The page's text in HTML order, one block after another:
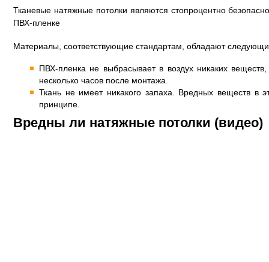
Тканевые натяжные потолки являются стопроцентно
ПВХ-пленке
Материалы, соответствующие стандартам, обладают
ПВХ-пленка не выбрасывает в воздух никаких
несколько часов после монтажа.
Ткань не имеет никакого запаха. Вредных веществ в
принципе.
Вредны ли натяжные потолки (видео)